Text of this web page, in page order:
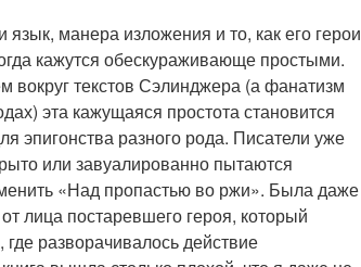
манера изложения и то, как его герои
кажутся обескураживающе простыми.
вокруг текстов Сэлинджера (а фанатизм
эта кажущаяся простота становится
эпигонства разного рода. Писатели уже
или завуалированно пытаются
«Над пропастью во ржи». Была даже
лица постаревшего героя, который
разворачивалось действие